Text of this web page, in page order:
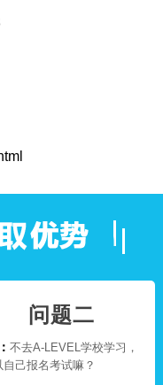
问题二
不去A-LEVEL学校学习，
自己报名考试嘛？